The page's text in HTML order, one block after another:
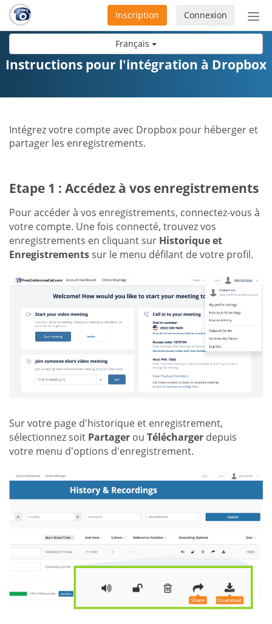
Français
ou
la
Connexion
Inscription
Instructions pour l'intégration à Dropbox
Intégrez votre compte avec Dropbox pour héberger et
partager les enregistrements.
Etape 1 : Accédez à vos enregistrements
Pour accéder à vos enregistrements, connectez-vous à
votre compte. Une fois connecté, trouvez vos
enregistrements en cliquant sur Historique et
Enregistrementssur le menu défilant de votre profil.
Sur votre page d'historique et enregistrement,
sélectionnez soit Partager ou Télécharger depuis
votre menu d'options d'enregistrement.